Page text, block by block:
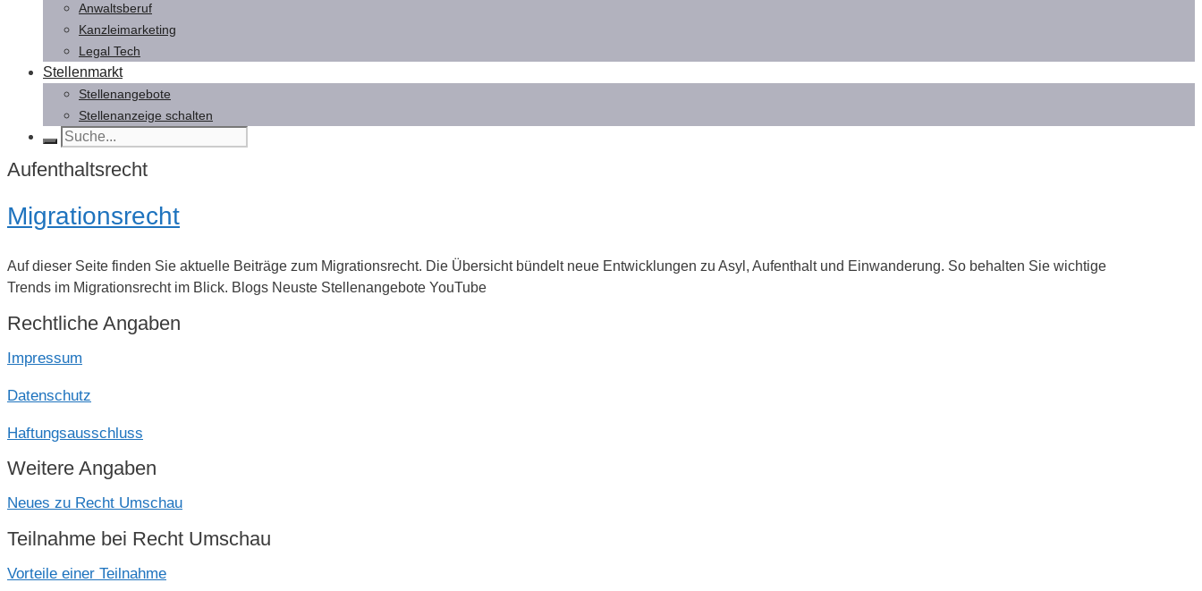
Anwaltsberuf
Kanzleimarketing
Legal Tech
Stellenmarkt
Stellenangebote
Stellenanzeige schalten
Aufenthaltsrecht
Migrationsrecht
Auf dieser Seite finden Sie aktuelle Beiträge zum Migrationsrecht. Die Übersicht bündelt neue Entwicklungen zu Asyl, Aufenthalt und Einwanderung. So behalten Sie wichtige
Trends im Migrationsrecht im Blick. Blogs Neuste Stellenangebote YouTube
Rechtliche Angaben
Impressum
Datenschutz
Haftungsausschluss
Weitere Angaben
Neues zu Recht Umschau
Teilnahme bei Recht Umschau
Vorteile einer Teilnahme